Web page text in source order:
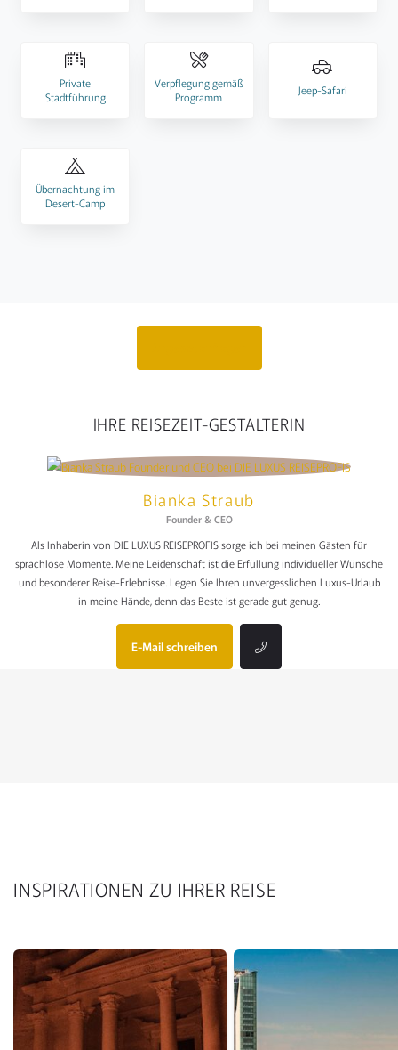
Private
Stadtführung
Verpflegung gemäß
Programm
Jeep-Safari
Übernachtung im
Desert-Camp
IHRE REISEZEIT-GESTALTERIN
Bianka Straub
Founder & CEO
Als Inhaberin von DIE LUXUS REISEPROFIS sorge ich bei meinen Gästen für
sprachlose Momente. Meine Leidenschaft ist die Erfüllung individueller Wünsche
und besonderer Reise-Erlebnisse. Legen Sie Ihren unvergesslichen Luxus-Urlaub
in meine Hände, denn das Beste ist gerade gut genug.
E-Mail schreiben
INSPIRATIONEN ZU IHRER REISE